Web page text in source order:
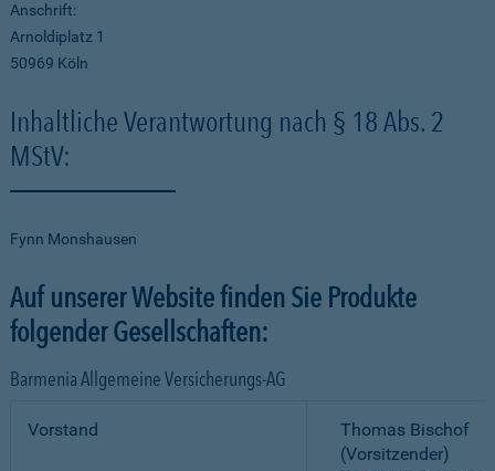
Anschrift:
Arnoldiplatz 1
50969 Köln
Inhaltliche Verantwortung nach § 18 Abs. 2
MStV:
Fynn Monshausen
Auf unserer Website finden Sie Produkte
folgender Gesellschaften:
Barmenia Allgemeine Versicherungs-AG
Vorstand
Thomas Bischof
(Vorsitzender)